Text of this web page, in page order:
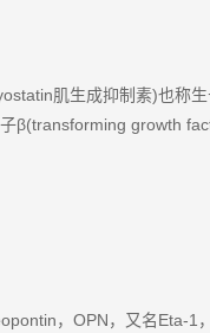
肌生成抑制素)也称
β(transforming growth
，OPN，又名Eta-1